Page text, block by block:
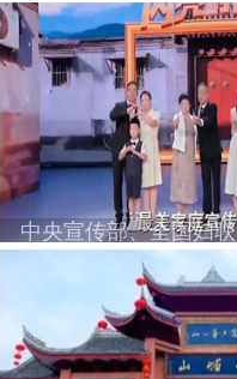
中央宣传部、全国妇联